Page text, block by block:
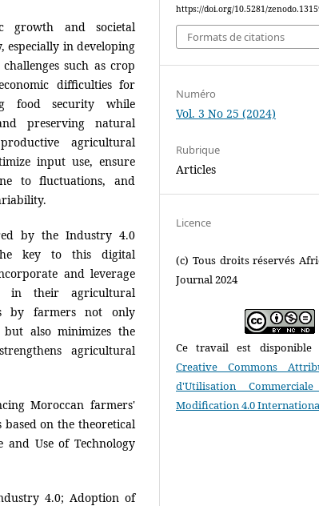
growth and societal
especially in developing
such as crop
difficulties for
food security while
preserving natural
agricultural
input use, ensure
to fluctuations, and
by the Industry 4.0
key to this digital
and leverage
in their agricultural
by farmers not only
also minimizes the
agricultural
Moroccan farmers'
on the theoretical
Use of Technology
4.0; Adoption of
https://doi.org/10.5281/
Formats de citations
Numéro
Vol. 3 No 25 (2024)
Rubrique
Articles
Licence
(c) Tous droits réservés
Journal 2024
Ce travail est disponible
Creative Commons
d'Utilisation
Modification 4.0